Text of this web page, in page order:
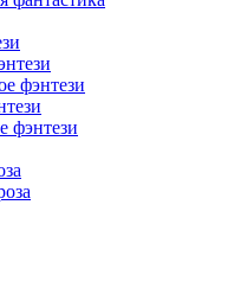
фэнтези
фэнтези